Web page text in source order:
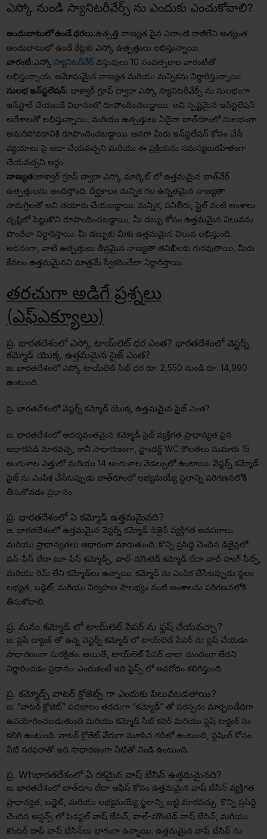
ఎస్కో నుండి స్యానిటరీవేర్స్ ను ఎందుకు ఎంచుకోవాలి?
అందుబాటులో ఉండే ధరలు:ఉత్పత్తి నాణ్యత పైన ఎలాంటి రాజీలేని అత్యంత
అందుబాటులో ఉండే రేట్లకు ఎస్కో ఉత్పత్తులు లభిస్తున్నాయి.
వారంటీ:ఎస్కో స్యానిటరీవేర్వస్తువులు 10 సంవత్సరాల వారంటీతో
లభిస్తున్నాయ. అమోఘమైన నాణ్యత మరియు మన్నికను నిర్థారిస్తున్నాయి
సులభ ఇన్‌స్టలేషన్: జాక్వార్ గ్రూప్ ద్వారా ఎస్కో స్యానిటరీవేర్స్ ను సులభంగా
ఇన్‌స్టాల్ చేయబడే విధానంలో రూపొందించబడ్డాయి. అవి స్పష్టమైన ఇన్‌స్టలేషన్
ఆదేశాలతో లభిస్తున్నాయి, మరియు ఉత్పత్తులు ఏదైనా బాత్‌రూంలో సులభంగా
అమరిపోవడానికి రూపొందించబడ్డాయి. అనగా మీరు ఇన్‌స్టలేషన్ కోసం చేసే
వ్యయాలు పై ఆదా చేయవచ్చని మరియు ఈ ప్రక్రియను సమస్యలురహితంగా
చేయవచ్చని అర్థం.
నాణ్యత:జాక్వార్ గ్రూప్ ద్వారా ఎస్కో మార్కెట్ లో ఉత్తమమైన బాత్‌వేర్
ఉత్పత్తులను అందిస్తోంది. దీర్ఘకాలం మన్నిక గల ఉన్నతమైన నాణ్యతా
సామగ్రిలతో అవి తయారు చేయబడ్డాయి. మన్నిక, పనితీరు, స్టైల్ వంటి అంశాలు
దృష్టిలో పెట్టుకొని రూపొందించబడ్డాయి, మీ డబ్బు కోసం ఉత్తమమైన విలువను
పొందేలా నిర్థారిస్తాయి. మీ డబ్బుకు మీకు ఉత్తమమైన విలువ లభిస్తుంది.
అదనంగా, వాటి ఉత్పత్తులు తీవ్రమైన నాణ్యతా తనిఖీలకు గురవుతాయి, మీరు
కేవలం ఉత్తమమైనవి మాత్రమే స్వీకరించేలా నిర్థారిస్తాయి.
తరచుగా అడిగే ప్రశ్నలు
(ఎఫ్ఎక్యూలు)
ప్ర. భారతదేశంలో ఎస్కో టాయ్‌లెట్ ధర ఎంత? భారతదేశంలో వెస్టర్న్
కమ్మోడ్ యొక్క ఉత్తమమైన సైజ్ ఎంత?
జ. భారతదేశంలో ఎస్కో టాయ్‌లెట్ సీట్ ధర రూ. 2,550 నుండి రూ. 14,990
ఉంటుంది.
ప్ర. భారతదేశంలో వెస్టర్న్ కమ్మోడ్ యొక్క ఉత్తమమైన సైజ్ ఎంత?
జ. భారతదేశంలో ఆదర్శవంతమైన కమ్మోడ్ సైజ్ వ్యక్తిగత ప్రాధాన్యత పైన
ఆధారపడి మారవచ్చ, కానీ సాధారణంగా, స్టాండర్డ్ WC కొలతలు సుమారు 15
అంగుళాల ఎత్తులో మరియు 14 అంగుళాల వెడల్పులో ఉంటాయి. వెస్టర్న్ కమ్మోడ్
సైజ్ ను ఎంపిక చేసేటప్పుడు బాత్‌రూంలో లభ్యమయ్యే స్థలాన్ని పరిగణనలోకి
తీసుకోవడం ప్రధానం.
ప్ర. భారతదేశంలో ఏ కమ్మోడ్ ఉత్తమమైనది?
జ. భారతదేశంలో ఉత్తమమైన వెస్టర్న్ కమ్మోడ్ డిజైన్ వ్యక్తిగత అవసరాలు
మరియు ప్రాధాన్యతలు ఆధారంగా మారుతుంది. కొన్ని ప్రసిద్ధి చెందిన డిజైన్లలో
వన్-పీస్ లేదా టూ-పీస్ కమ్మోడ్స్, వాల్-మౌంటెడ్ కమ్మోడ్ లేదా వాల్ హంగ్ సీట్స్,
మరియు రిమ్ లేని కమ్మోడ్‌లు ఉన్నాయి. కమ్మోడ్ ను ఎంపిక చేసేటప్పుడు స్థలం
లభ్యత, బడ్జెట్, మరియు నిర్వహణ సౌలభ్యం వంటి అంశాలను పరిగణనలోకి
తీసుకోవాలి.
ప్ర. మనం కమ్మోడ్ లో టాయ్‌లెట్ పేపర్ ను ఫ్లష్ చేయవచ్చా?
జ. ఫ్లష్ ట్యాంక్ తో ఉన్న వెస్టర్న్ కమ్మోడ్ లో టాయ్‌లెట్ పేపర్ ను ఫ్లష్ చేయడం
సాధారణంగా సురక్షితం. అయితే, టాయ్‌లెట్ పేపర్ చాలా మందంగా లేదని
నిర్థారించడం ప్రధానం. ఎందుకంటే ఇది పైప్స్ లో అవరోధం కలిగిస్తుంది.
ప్ర. కమ్మోడ్స్ వాటర్ క్లోజెట్స్ గా ఎందుకు పిలువబడతాయి?
జ. “వాటర్ క్లోజెట్” పదజాలం తరచుగా “కమ్మోడ్” తో పరస్పరం మార్చబడేదిగా
ఉపయోగించబడుతుంది మరియు కమ్మోడ్ సీట్ కవర్ మరియు ఫ్లష్ ట్యాంక్ ను
కలిగి ఉంటుంది. వాటర్ క్లోజెట్ వేరుగా మూసిన గదిలో ఉంటుంది, ఫ్లషింగ్ కోసం
నీటి సరఫరాతో ఇది సాధారణంగా నీటితో నిండి ఉంటుంది.
ప్ర. Whభారతదేశంలో ఏ రకమైన వాష్ బేసిన్ ఉత్తమమైనది?
జ. భారతదేశంలో బాత్‌రూం లేదా ఆఫీస్ కోసం ఉత్తమమైన వాష్ బేసిన్ వ్యక్తిగత
ప్రాధాన్యత, బడ్జెట్, మరియు లభ్యమయ్యే స్థలాన్ని బట్టి మారవచ్చు. కొన్ని ప్రసిద్ధి
చెందిన ఆప్షన్స్ లో పెడస్టల్ వాష్ బేసిన్, వాల్-మౌంటెడ్ వాష్ బేసిన్, మరియు
కౌంటర్ టాప్ వాష్ బేసిన్‌లు భాగంగా ఉన్నాయి. ఉత్తమమైన వాష్ బేసిన్ ను